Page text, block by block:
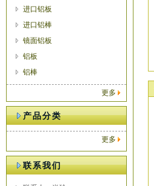
进口铝板
进口铝棒
镜面铝板
铝板
铝棒
更多
产品分类
更多
联系我们